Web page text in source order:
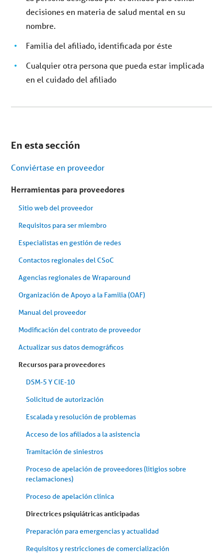
en
menú
secundario.
al
contenido
artículo
En esta sección
Conviértase en proveedor
Herramientas para proveedores
Sitio web del proveedor
Requisitos para ser miembro
Especialistas en gestión de redes
Contactos regionales del CSoC
Agencias regionales de Wraparound
Organización de Apoyo a la Familia (OAF)
Manual del proveedor
Modificación del contrato de proveedor
Actualizar sus datos demográficos
Recursos para proveedores
DSM-5 Y CIE-10
Solicitud de autorización
Escalada y resolución de problemas
Acceso de los afiliados a la asistencia
Tramitación de siniestros
Proceso de apelación de proveedores (litigios sobre
reclamaciones)
Proceso de apelación clínica
Directrices psiquiátricas anticipadas
Preparación para emergencias y actualidad
Requisitos y restricciones de comercialización
decisiones en materia de salud mental en su
nombre.
Familia del afiliado, identificada por éste
Cualquier otra persona que pueda estar implicada
en el cuidado del afiliado